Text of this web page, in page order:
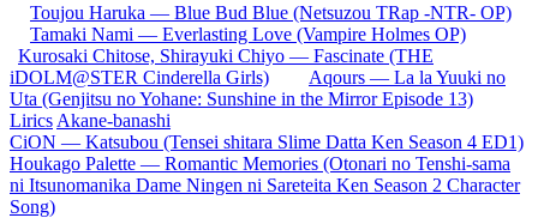
Toujou Haruka — Blue Bud Blue (Netsuzou TRap -NTR- OP)
Tamaki Nami — Everlasting Love (Vampire Holmes OP)
Kurosaki Chitose, Shirayuki Chiyo — Fascinate (THE
iDOLM@STER Cinderella Girls)
Aqours — La la Yuuki no
Uta (Genjitsu no Yohane: Sunshine in the Mirror Episode 13)
Lirics Akane-banashi
Запись
навигация
CiON — Katsubou (Tensei shitara Slime Datta Ken Season 4 ED1)
Houkago Palette — Romantic Memories (Otonari no Tenshi-sama
ni Itsunomanika Dame Ningen ni Sareteita Ken Season 2 Character
Song)